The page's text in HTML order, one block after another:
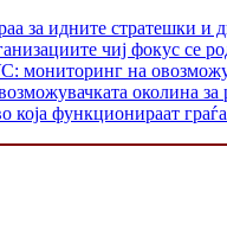
за идните стратешки и
чиј фокус се
на
околина за
која функционираат